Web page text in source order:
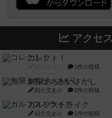
アクセ
コレクト！
1件の投稿
無限まちがいさがし
紹介文あり 2件の投稿
ガルフストライク
紹介文あり 1件の投稿